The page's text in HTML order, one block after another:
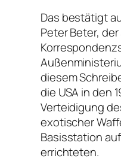
Das bestätigt
Peter Beter,
diesem
die USA in den
Verteidigung
exotischer
Basisstation
errichteten.